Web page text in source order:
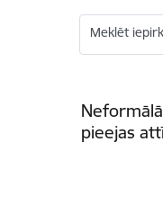
Meklēt
pieejas